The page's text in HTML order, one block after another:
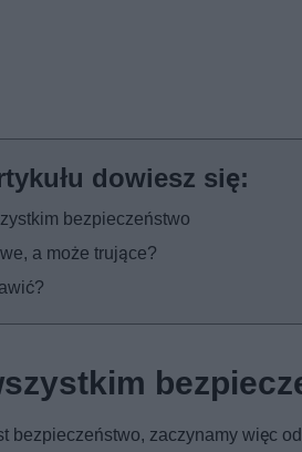
bezpieczeństwo
a może trujące?
bezpieczeństwo, zaczynamy więc